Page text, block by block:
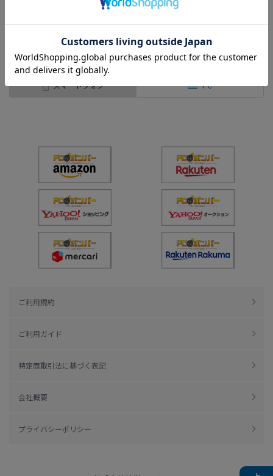
スマートフォン PC
ご利用規約
ご利用ガイド
特定商取引法に基づく表記
会社概要
プライバシーポリシー